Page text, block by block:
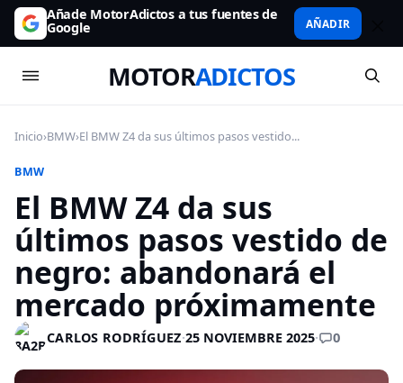
Añade MotorAdictos a tus fuentes de
Google AÑADIR
MOTORADICTOS
Inicio›BMW›El BMW Z4 da sus últimos pasos vestido...
BMW
El BMW Z4 da sus
últimos pasos vestido de
negro: abandonará el
mercado próximamente
CARLOS RODRÍGUEZ·25 NOVIEMBRE 2025· 0